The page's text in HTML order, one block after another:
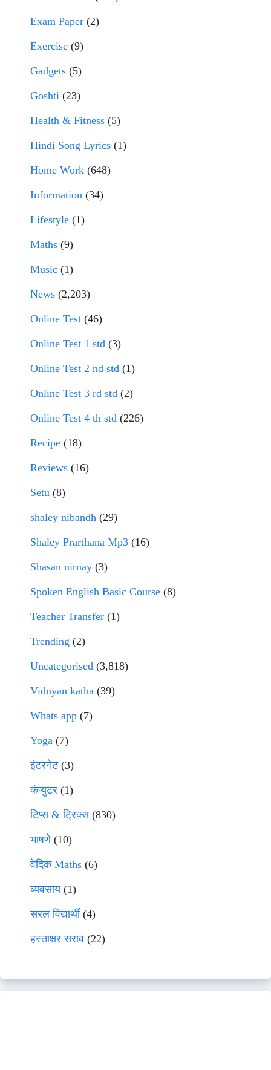
Exam Paper (2)
Exercise (9)
Gadgets (5)
Goshti (23)
Health & Fitness (5)
Hindi Song Lyrics (1)
Home Work (648)
Information (34)
Lifestyle (1)
Maths (9)
Music (1)
News (2,203)
Online Test (46)
Online Test 1 std (3)
Online Test 2 nd std (1)
Online Test 3 rd std (2)
Online Test 4 th std (226)
Recipe (18)
Reviews (16)
Setu (8)
shaley nibandh (29)
Shaley Prarthana Mp3 (16)
Shasan nirnay (3)
Spoken English Basic Course (8)
Teacher Transfer (1)
Trending (2)
Uncategorised (3,818)
Vidnyan katha (39)
Whats app (7)
Yoga (7)
इंटरनेट(3)
कंप्युटर (1)
टिप्स & ट्रिक्स(830)
भाषणे(10)
वेदिक Maths (6)
व्यवसाय(1)
सरल विद्यार्थी(4)
हस्ताक्षर सराव (22)